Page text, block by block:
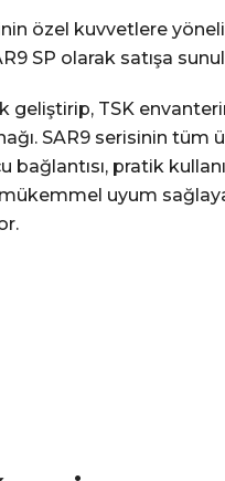
özel kuvvetlere
SP olarak satışa
geliştirip, TSK
SAR9 serisinin tüm
pratik
uyum